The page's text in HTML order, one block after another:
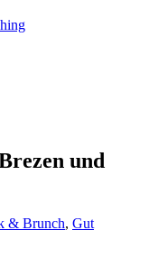
und
& Brunch, Gut